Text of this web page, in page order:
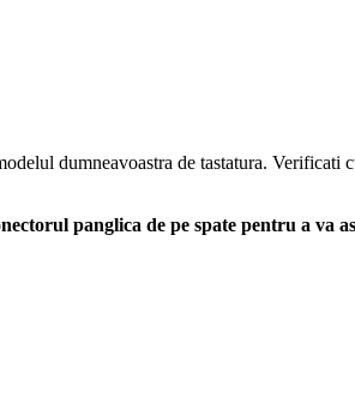
dumneavoastra de tastatura.
panglica de pe spate pentru a va